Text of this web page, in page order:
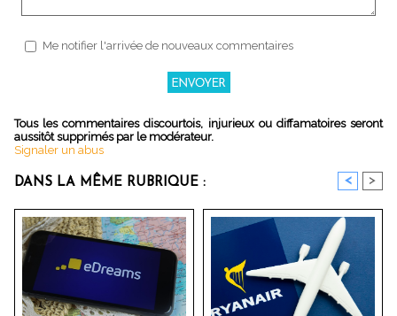
Me notifier l'arrivée de nouveaux commentaires
Tous les commentaires discourtois, injurieux ou diffamatoires seront
aussitôt supprimés par le modérateur.
Signaler un abus
DANS LA MÊME RUBRIQUE : < >